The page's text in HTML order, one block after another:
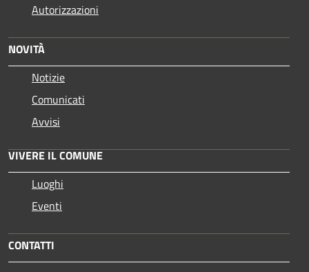
Autorizzazioni
NOVITÀ
Notizie
Comunicati
Avvisi
VIVERE IL COMUNE
Luoghi
Eventi
CONTATTI